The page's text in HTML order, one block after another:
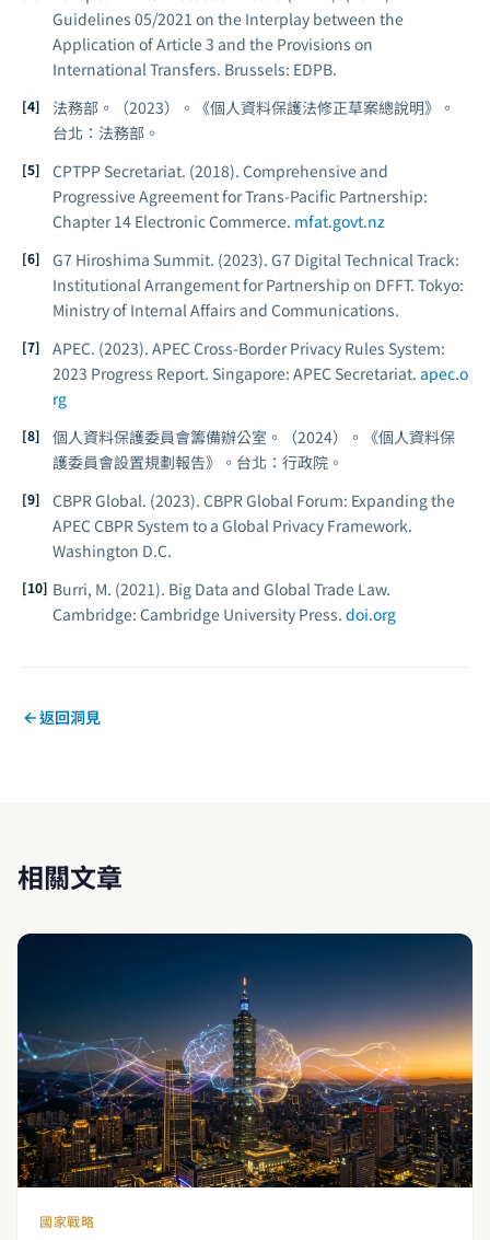
Guidelines 05/2021 on the Interplay between the
Application of Article 3 and the Provisions on
International Transfers. Brussels: EDPB.
法務部。（2023）。《個人資料保護法修正草案總說明》。
台北：法務部。
CPTPP Secretariat. (2018). Comprehensive and
Progressive Agreement for Trans-Pacific Partnership:
Chapter 14 Electronic Commerce. mfat.govt.nz
G7 Hiroshima Summit. (2023). G7 Digital Technical Track:
Institutional Arrangement for Partnership on DFFT. Tokyo:
Ministry of Internal Affairs and Communications.
APEC. (2023). APEC Cross-Border Privacy Rules System:
2023 Progress Report. Singapore: APEC Secretariat. apec.o
rg
個人資料保護委員會籌備辦公室。（2024）。《個人資料保
護委員會設置規劃報告》。台北：行政院。
CBPR Global. (2023). CBPR Global Forum: Expanding the
APEC CBPR System to a Global Privacy Framework.
Washington D.C.
Burri, M. (2021). Big Data and Global Trade Law.
Cambridge: Cambridge University Press. doi.org
返回洞見
相關文章
國家戰略